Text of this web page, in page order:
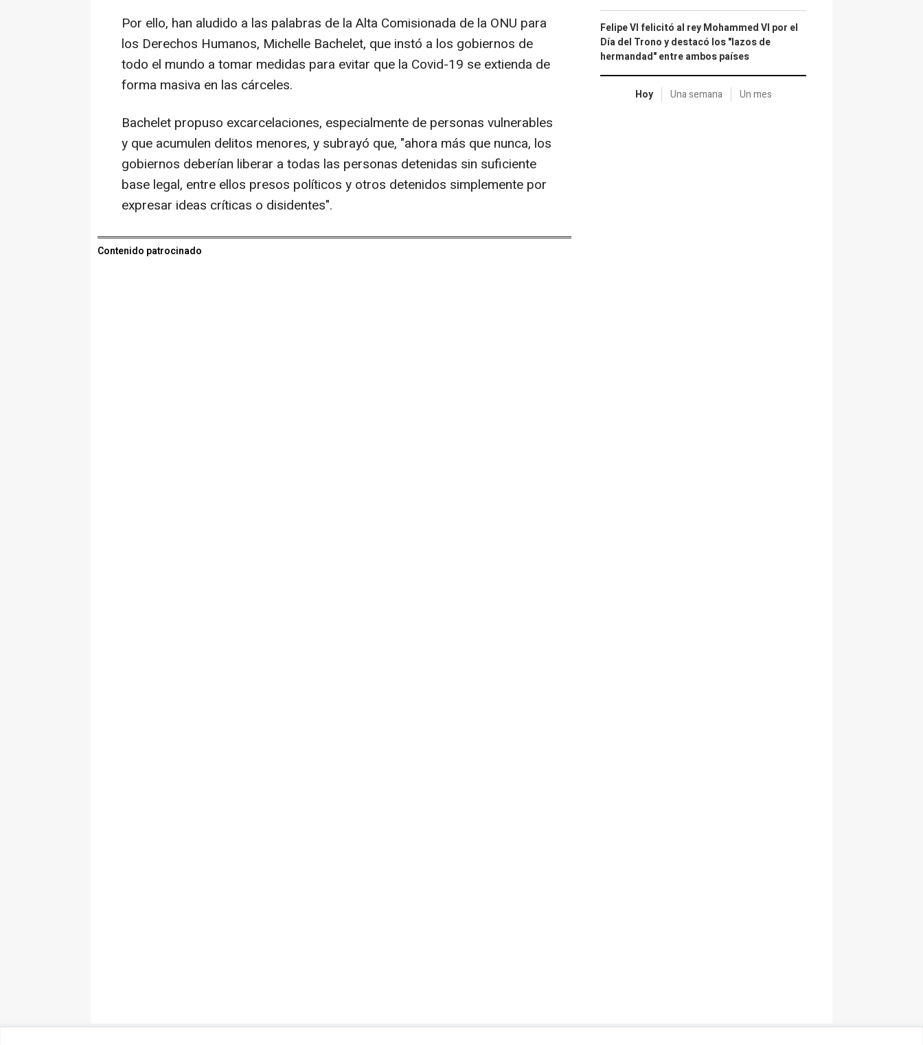
Por ello, han aludido a las palabras de la Alta Comisionada de la ONU para
los Derechos Humanos, Michelle Bachelet, que instó a los gobiernos de
todo el mundo a tomar medidas para evitar que la Covid-19 se extienda de
forma masiva en las cárceles.
Bachelet propuso excarcelaciones, especialmente de personas vulnerables
y que acumulen delitos menores, y subrayó que, "ahora más que nunca, los
gobiernos deberían liberar a todas las personas detenidas sin suficiente
base legal, entre ellos presos políticos y otros detenidos simplemente por
expresar ideas críticas o disidentes".
Contenido patrocinado
Felipe VI felicitó al rey Mohammed VI por el
Día del Trono y destacó los "lazos de
hermandad" entre ambos países
Hoy Una semana Un mes